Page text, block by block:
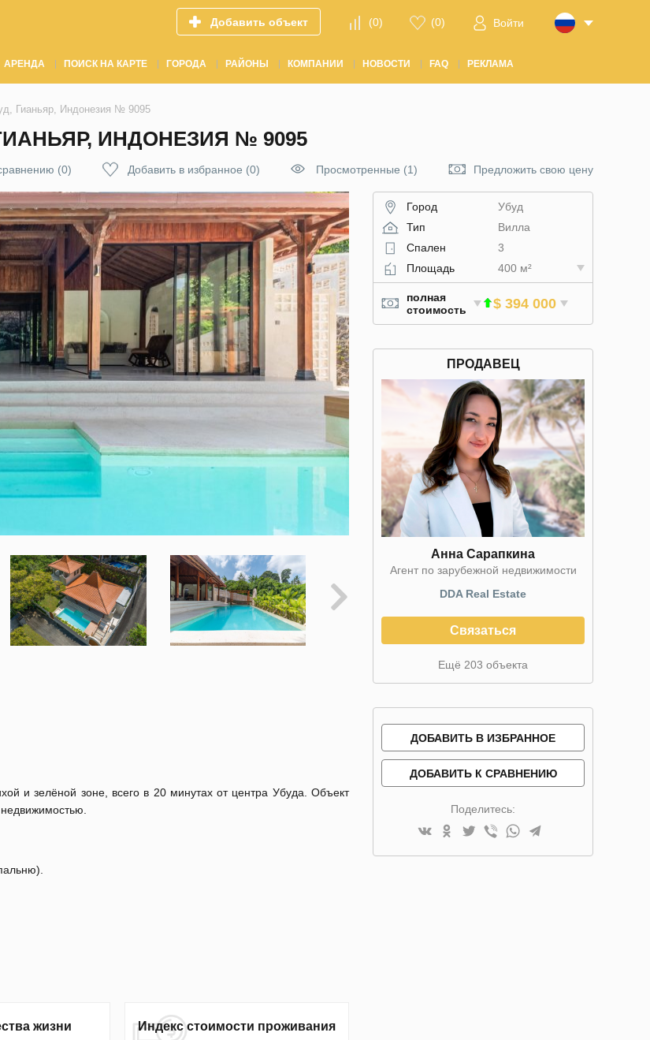
Добавить объект (0) (0) Войти
АРЕНДА ПОИСК НА КАРТЕ ГОРОДА РАЙОНЫ КОМПАНИИ НОВОСТИ FAQ РЕКЛАМА
Гианьяр, Индонезия № 9095
ИНДОНЕЗИЯ № 9095
(0) Добавить в избранное (0) Просмотренные (1) Предложить свою цену
и зелёной зоне, всего в 20 минутах от центра Убуда. Объект
жизни Индекс стоимости проживания
Город
Убуд
Тип
Вилла
Спален
3
Площадь
400 м²
полная
стоимость
$ 394 000
ПРОДАВЕЦ
Анна Сарапкина
Агент по зарубежной недвижимости
DDA Real Estate
Связаться
Ещё 203 объекта
ДОБАВИТЬ В ИЗБРАННОЕ
ДОБАВИТЬ К СРАВНЕНИЮ
Поделитесь: